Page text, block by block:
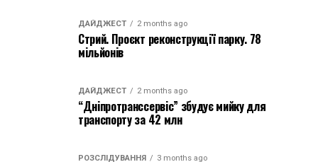
ДАЙДЖЕСТ 2 months ago
Стрий. Проєкт реконструкції парку. 78
мільйонів
ДАЙДЖЕСТ 2 months ago
“Дніпротранссервіс” збудує мийку для
транспорту за 42 млн
РОЗСЛІДУВАННЯ 3 months ago